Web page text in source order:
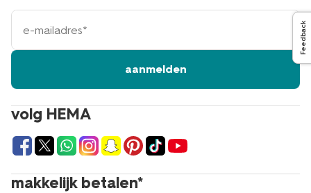
volg HEMA
makkelijk betalen*
e-
mailadres
aanmelden
Feedback